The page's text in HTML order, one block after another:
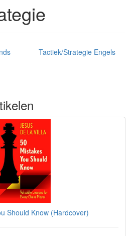
Tactiek/Strategie Engels
Should Know (Hardcover)